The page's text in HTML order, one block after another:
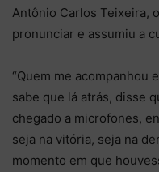
Antônio Carlos Teixeira,
pronunciar e assumiu a
“Quem me acompanhou
sabe que lá atrás, disse
chegado a microfones,
seja na vitória, seja na
momento em que